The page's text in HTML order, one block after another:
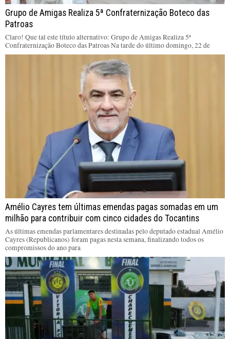
Grupo de Amigas Realiza 5ª Confraternização Boteco das
Patroas
Claro! Que tal este título alternativo: Grupo de Amigas Realiza 5ª
Confraternização Boteco das Patroas Na tarde do último domingo, 22 de
Amélio Cayres tem últimas emendas pagas somadas em um
milhão para contribuir com cinco cidades do Tocantins
As últimas emendas parlamentares destinadas pelo deputado estadual Amélio
Cayres (Republicanos) foram pagas nesta semana, finalizando todos os
compromissos do ano para